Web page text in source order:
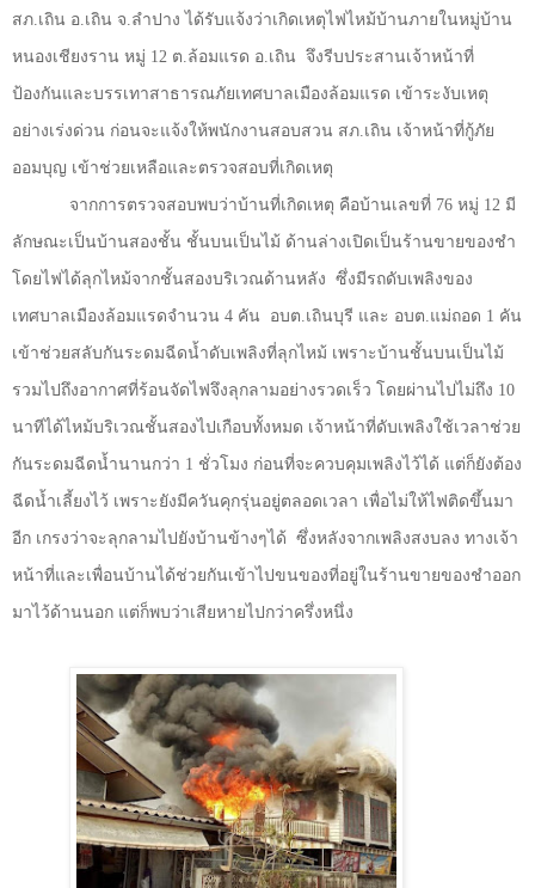
สภ.เถิน อ.เถิน จ.ลำปาง ได้รับแจ้งว่าเกิดเหตุไฟไหม้บ้านภายในหมู่บ้าน
หนองเชียงราน หมู่ 12 ต.ล้อมแรด อ.เถิน จึงรีบประสานเจ้าหน้าที่
ป้องกันและบรรเทาสาธารณภัยเทศบาลเมืองล้อมแรด เข้าระงับเหตุ
อย่างเร่งด่วน ก่อนจะแจ้งให้พนักงานสอบสวน สภ.เถิน เจ้าหน้าที่กู้ภัย
ออมบุญ เข้าช่วยเหลือและตรวจสอบที่เกิดเหตุ
จากการตรวจสอบพบว่าบ้านที่เกิดเหตุ คือบ้านเลขที่ 76 หมู่ 12 มี
ลักษณะเป็นบ้านสองชั้น ชั้นบนเป็นไม้ ด้านล่างเปิดเป็นร้านขายของชำ
โดยไฟได้ลุกไหม้จากชั้นสองบริเวณด้านหลัง ซึ่งมีรถดับเพลิงของ
เทศบาลเมืองล้อมแรดจำนวน 4 คัน อบต.เถินบุรี และ อบต.แม่ถอด 1 คัน
เข้าช่วยสลับกันระดมฉีดน้ำดับเพลิงที่ลุกไหม้ เพราะบ้านชั้นบนเป็นไม้
รวมไปถึงอากาศที่ร้อนจัดไฟจึงลุกลามอย่างรวดเร็ว โดยผ่านไปไม่ถึง 10
นาทีได้ไหม้บริเวณชั้นสองไปเกือบทั้งหมด เจ้าหน้าที่ดับเพลิงใช้เวลาช่วย
กันระดมฉีดน้ำนานกว่า 1 ชั่วโมง ก่อนที่จะควบคุมเพลิงไว้ได้ แต่ก็ยังต้อง
ฉีดน้ำเลี้ยงไว้ เพราะยังมีควันคุกรุ่นอยู่ตลอดเวลา เพื่อไม่ให้ไฟติดขึ้นมา
อีก เกรงว่าจะลุกลามไปยังบ้านข้างๆได้ ซึ่งหลังจากเพลิงสงบลง ทางเจ้า
หน้าที่และเพื่อนบ้านได้ช่วยกันเข้าไปขนของที่อยู่ในร้านขายของชำออก
มาไว้ด้านนอก แต่ก็พบว่าเสียหายไปกว่าครึ่งหนึ่ง